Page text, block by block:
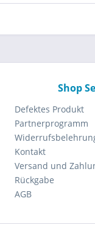
Shop
Defektes Produkt
Partnerprogramm
Kontakt
Versand und
Rückgabe
AGB